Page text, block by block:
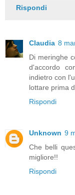
Rispondi
Claudia 8
Di meringhe
d'accordo
indietro con
lottare prima
Rispondi
Unknown 9
Che belli
migliore!!
Rispondi